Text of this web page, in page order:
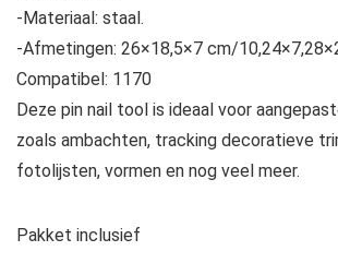
-Materiaal: staal.
-Afmetingen: 26×18,5×7 cm/
Compatibel: 1170
Deze pin nail tool is ideaal voor
zoals ambachten, tracking decoratieve
fotolijsten, vormen en nog veel meer.
Pakket inclusief